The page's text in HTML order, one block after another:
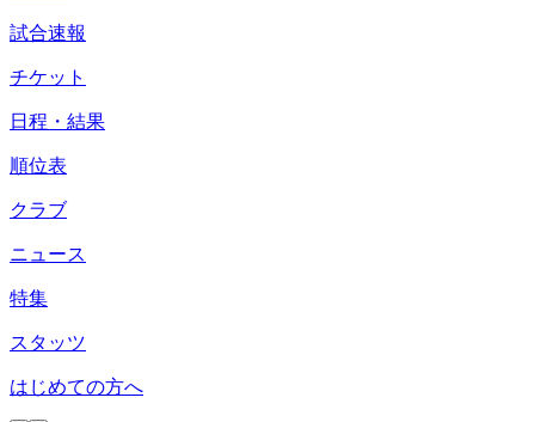
試合速報
チケット
日程・結果
順位表
クラブ
ニュース
特集
スタッツ
はじめての方へ